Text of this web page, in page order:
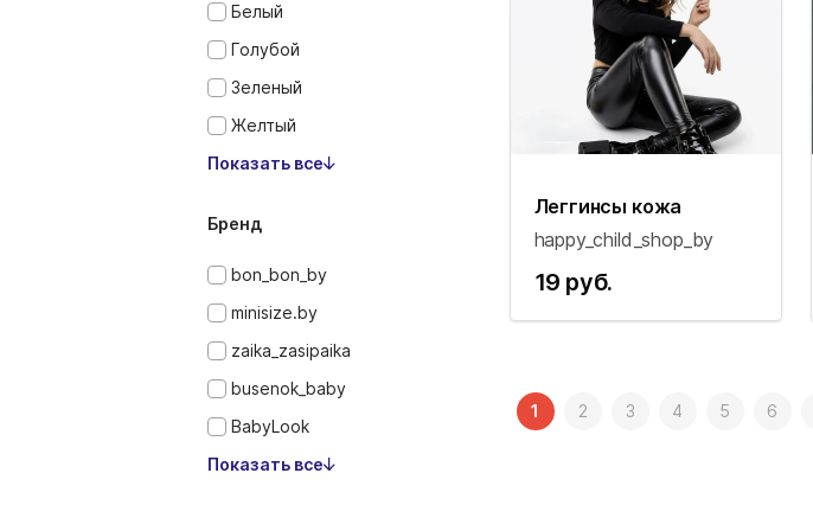
Белый
Голубой
Зеленый
Желтый
Показать все
Бренд
bon_bon_by
minisize.by
zaika_zasipaika
busenok_baby
BabyLook
Показать все
Леггинсы кожа
happy_child_shop_by
19 руб.
1 2 3 4 5 6